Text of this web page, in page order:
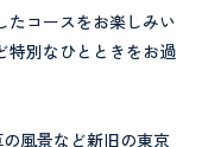
たコースをお楽しみい
特別なひとときをお過
風景など新旧の東京